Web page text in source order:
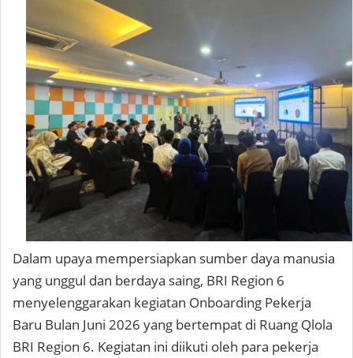
Dalam upaya mempersiapkan sumber daya manusia
yang unggul dan berdaya saing, BRI Region 6
menyelenggarakan kegiatan Onboarding Pekerja
Baru Bulan Juni 2026 yang bertempat di Ruang Qlola
BRI Region 6. Kegiatan ini diikuti oleh para pekerja